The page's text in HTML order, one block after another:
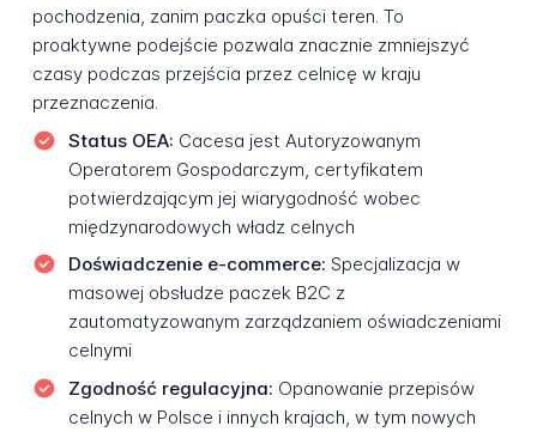
pochodzenia, zanim paczka opuści teren. To
proaktywne podejście pozwala znacznie zmniejszyć
czasy podczas przejścia przez celnicę w kraju
przeznaczenia.
Status OEA: Cacesa jest Autoryzowanym
Operatorem Gospodarczym, certyfikatem
potwierdzającym jej wiarygodność wobec
międzynarodowych władz celnych
Doświadczenie e-commerce: Specjalizacja w
masowej obsłudze paczek B2C z
zautomatyzowanym zarządzaniem oświadczeniami
celnymi
Zgodność regulacyjna: Opanowanie przepisów
celnych w Polsce i innych krajach, w tym nowych